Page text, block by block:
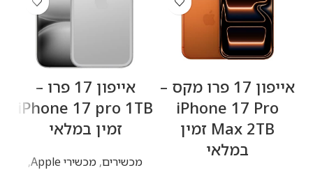
אייפון 17 פרו מקס –
iPhone 17 Pro
Max 2TB זמין
במלאי
אייפון 17 פרו –
iPhone 17 pro 1TB
זמין במלאי
מכשירים, מכשירי Apple
,